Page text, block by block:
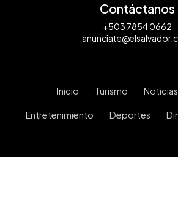
Contáctanos
+503 7854 0662
Inicio Turismo Noticias
Entretenimiento Deportes